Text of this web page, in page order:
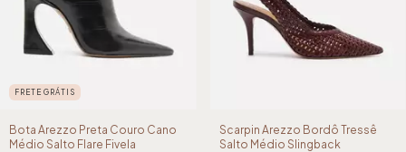
FRETE GRÁTIS
Bota Arezzo Preta Couro Cano
Médio Salto Flare Fivela
Scarpin Arezzo Bordô Tressê
Salto Médio Slingback